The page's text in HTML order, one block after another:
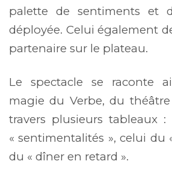
palette de sentiments et
déployée. Celui également
partenaire sur le plateau.
Le spectacle se raconte
magie du Verbe, du
travers plusieurs tableaux
« sentimentalités », celui du
du « dîner en retard ».